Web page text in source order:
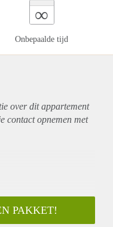
∞
Onbepaalde tijd
over ditappartement
contact opnemen met
PAKKET!